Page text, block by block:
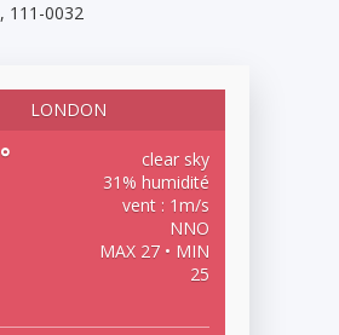
, 111-0032
LONDON
°
clear sky
31% humidité
vent : 1m/s
NNO
MAX 27 • MIN
25